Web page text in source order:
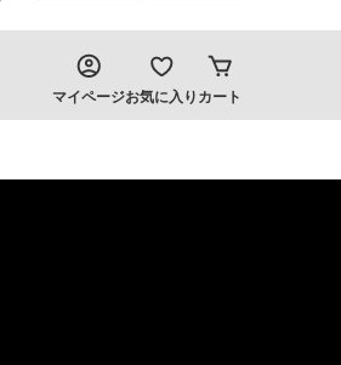
マイページお気に入り カート